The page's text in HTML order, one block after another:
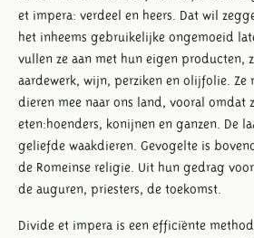
et impera: verdeel en heers. Dat wil
het inheems gebruikelijke ongemoeid
vullen ze aan met hun eigen producten,
aardewerk, wijn, perziken en olijfolie. Ze
dieren mee naar ons land, vooral omdat
eten:hoenders, konijnen en ganzen. De
geliefde waakdieren. Gevogelte is
de Romeinse religie. Uit hun gedrag
de auguren, priesters, de toekomst.
Divide et impera is een efficiënte